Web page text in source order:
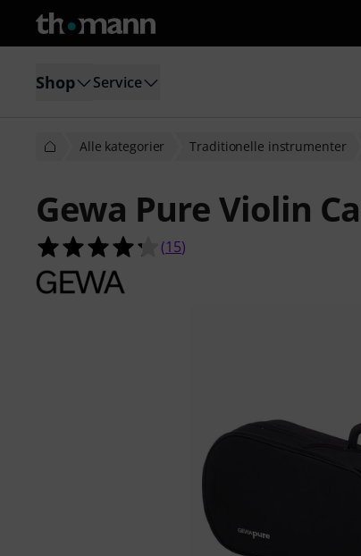
Shop Service
Alle kategorier Traditionelle instrumenter
Gewa Pure Violin
4.3 ud af 5 stjerner fra 15
(15)